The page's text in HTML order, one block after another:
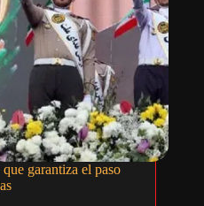
garantiza el paso